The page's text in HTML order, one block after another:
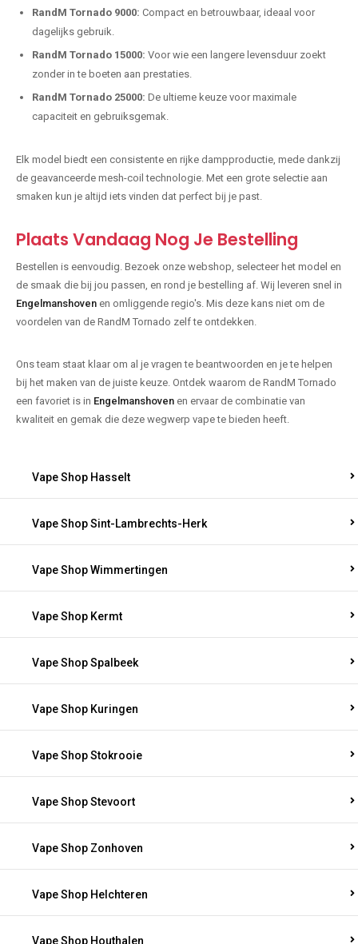
RandM Tornado 9000: Compact en betrouwbaar, ideaal voor
dagelijks gebruik.
RandM Tornado 15000: Voor wie een langere levensduur zoekt
zonder in te boeten aan prestaties.
RandM Tornado 25000: De ultieme keuze voor maximale
capaciteit en gebruiksgemak.
Elk model biedt een consistente en rijke dampproductie, mede dankzij
de geavanceerde mesh-coil technologie. Met een grote selectie aan
smaken kun je altijd iets vinden dat perfect bij je past.
Plaats Vandaag Nog Je Bestelling
Bestellen is eenvoudig. Bezoek onze webshop, selecteer het model en
de smaak die bij jou passen, en rond je bestelling af. Wij leveren snel in
Engelmanshoven en omliggende regio's. Mis deze kans niet om de
voordelen van de RandM Tornado zelf te ontdekken.
Ons team staat klaar om al je vragen te beantwoorden en je te helpen
bij het maken van de juiste keuze. Ontdek waarom de RandM Tornado
een favoriet is in Engelmanshoven en ervaar de combinatie van
kwaliteit en gemak die deze wegwerp vape te bieden heeft.
Vape Shop Hasselt
Vape Shop Sint-Lambrechts-Herk
Vape Shop Wimmertingen
Vape Shop Kermt
Vape Shop Spalbeek
Vape Shop Kuringen
Vape Shop Stokrooie
Vape Shop Stevoort
Vape Shop Zonhoven
Vape Shop Helchteren
Vape Shop Houthalen